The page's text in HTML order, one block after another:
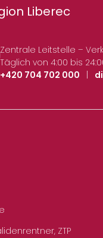
Liberec
Zentrale Leitstelle –
Täglich von 4:00 bis
+420 704 702 000
ZTP